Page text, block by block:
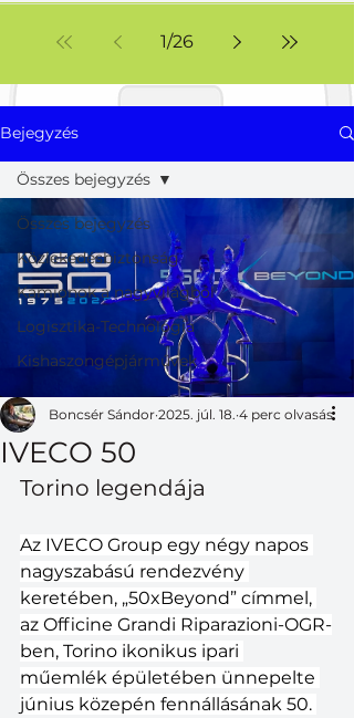
duruzsoló dízelek mellett hangsúlyos
melyek már a jelen, de inkább a közeljövő új
világának korszerű járműveit képviselték.
voltak hagyományos prezentációk, viszont
1/26
Bejegyzés
Összes bejegyzés
Közlekedésbiztonság
Kamionok a nagyvilágból
Logisztika-Technológia
Kishaszongépjárművek
Összes bejegyzés
IVECO 50
Boncsér Sándor 2025. júl. 18. 4 perc olvasás
Torino legendája
Az IVECO Group egy négy napos
nagyszabású rendezvény
keretében, „50xBeyond” címmel,
az Officine Grandi Riparazioni-OGR-
ben, Torino ikonikus ipari
műemlék épületében ünnepelte
június közepén fennállásának 50.